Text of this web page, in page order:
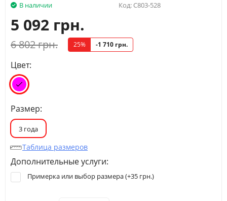
В наличии Код: C803-528
5 092 грн.
6 802 грн. 25% -1 710 грн.
Цвет:
Размер:
3 года
Таблица размеров
Дополнительные услуги:
Примерка или выбор размера (+35 грн.)